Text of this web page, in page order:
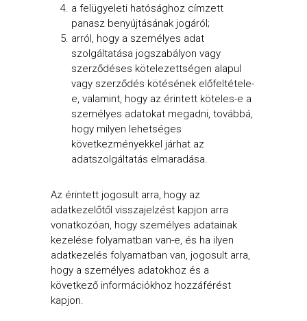
a felügyeleti hatósághoz címzett
panasz benyújtásának jogáról;
arról, hogy a személyes adat
szolgáltatása jogszabályon vagy
szerződéses kötelezettségen alapul
vagy szerződés kötésének előfeltétele-
e, valamint, hogy az érintett köteles-e a
személyes adatokat megadni, továbbá,
hogy milyen lehetséges
következményekkel járhat az
adatszolgáltatás elmaradása.
Az érintett jogosult arra, hogy az
adatkezelőtől visszajelzést kapjon arra
vonatkozóan, hogy személyes adatainak
kezelése folyamatban van-e, és ha ilyen
adatkezelés folyamatban van, jogosult arra,
hogy a személyes adatokhoz és a
következő információkhoz hozzáférést
kapjon.